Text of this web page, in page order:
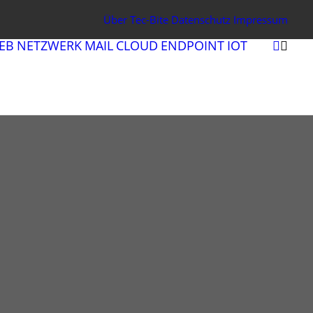
Über Tec-Bite Datenschutz Impressum
NETZWERK MAIL CLOUD ENDPOINT IOT